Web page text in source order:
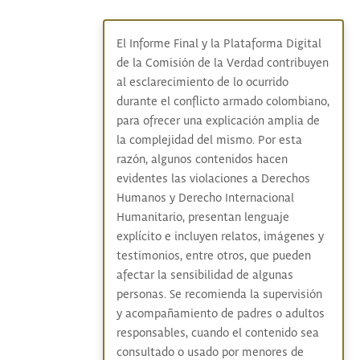
El Informe Final y la Plataforma Digital
de la Comisión de la Verdad contribuyen
al esclarecimiento de lo ocurrido
durante el conflicto armado colombiano,
para ofrecer una explicación amplia de
la complejidad del mismo. Por esta
razón, algunos contenidos hacen
evidentes las violaciones a Derechos
Humanos y Derecho Internacional
Humanitario, presentan lenguaje
explícito e incluyen relatos, imágenes y
testimonios, entre otros, que pueden
afectar la sensibilidad de algunas
personas. Se recomienda la supervisión
y acompañamiento de padres o adultos
responsables, cuando el contenido sea
consultado o usado por menores de